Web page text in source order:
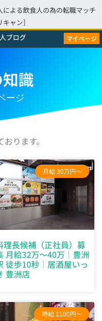
による飲食人の為の転職マッチ
ャン］
ブログ マイページ
識
ージ
ります。
月給 30万円～
理長候補（正社員）募
月給32万～40万｜豊洲
徒歩10秒｜居酒屋いっ
豊洲店
時給 1100円～